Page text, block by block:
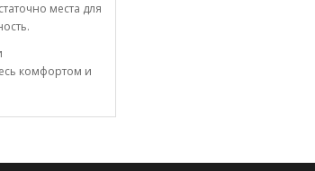
места для
комфортом и